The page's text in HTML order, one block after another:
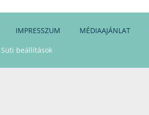
IMPRESSZUM MÉDIAAJÁNLAT
Süti beállítások